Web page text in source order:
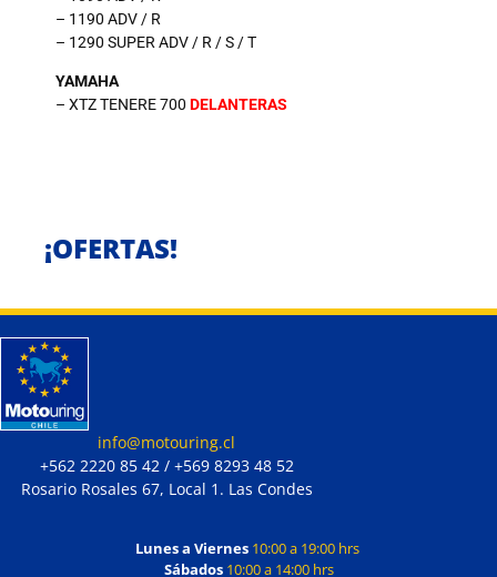
– 1190 ADV / R
– 1290 SUPER ADV / R / S / T
YAMAHA
– XTZ TENERE 700 DELANTERAS
¡OFERTAS!
info@motouring.cl
+562 2220 85 42 / +569 8293 48 52
Rosario Rosales 67, Local 1. Las Condes
Lunes a Viernes 10:00 a 19:00 hrs
Sábados 10:00 a 14:00 hrs